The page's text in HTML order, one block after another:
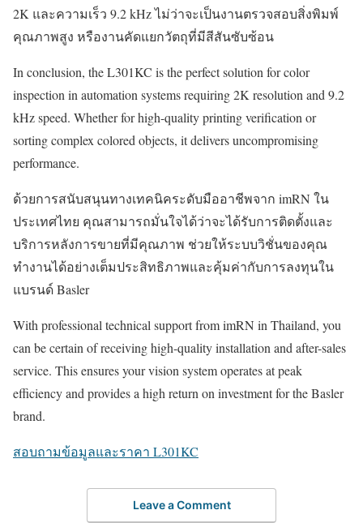
2K และความเร็ว 9.2 kHz ไม่ว่าจะเป็นงานตรวจสอบสิ่งพิมพ์
คุณภาพสูง หรืองานคัดแยกวัตถุที่มีสีสันซับซ้อน
In conclusion, the L301KC is the perfect solution for color
inspection in automation systems requiring 2K resolution and 9.2
kHz speed. Whether for high-quality printing verification or
sorting complex colored objects, it delivers uncompromising
performance.
ด้วยการสนับสนุนทางเทคนิคระดับมืออาชีพจาก imRN ใน
ประเทศไทย คุณสามารถมั่นใจได้ว่าจะได้รับการติดตั้งและ
บริการหลังการขายที่มีคุณภาพ ช่วยให้ระบบวิชั่นของคุณ
ทำงานได้อย่างเต็มประสิทธิภาพและคุ้มค่ากับการลงทุนใน
แบรนด์ Basler
With professional technical support from imRN in Thailand, you
can be certain of receiving high-quality installation and after-sales
service. This ensures your vision system operates at peak
efficiency and provides a high return on investment for the Basler
brand.
สอบถามข้อมูลและราคา L301KC
Leave a Comment